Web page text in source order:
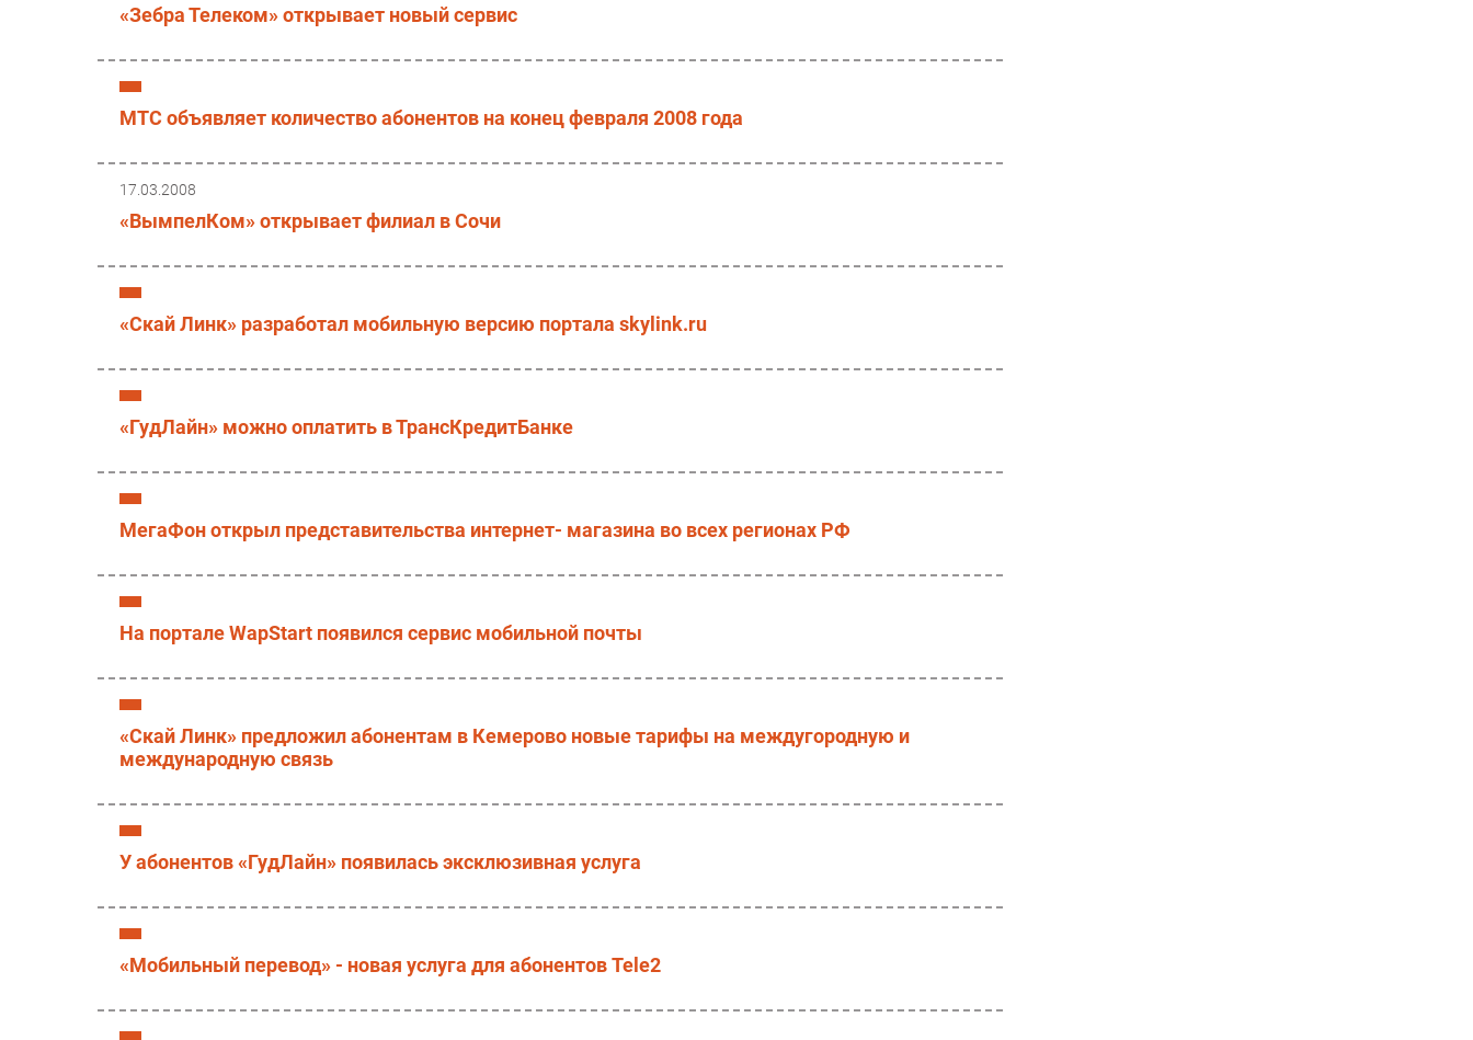
«Зебра Телеком» открывает новый сервис
МТС объявляет количество абонентов на конец февраля 2008 года
17.03.2008
«ВымпелКом» открывает филиал в Сочи
«Скай Линк» разработал мобильную версию портала skylink.ru
«ГудЛайн» можно оплатить в ТрансКредитБанке
МегаФон открыл представительства интернет- магазина во всех регионах РФ
На портале WapStart появился сервис мобильной почты
«Скай Линк» предложил абонентам в Кемерово новые тарифы на междугородную и
международную связь
У абонентов «ГудЛайн» появилась эксклюзивная услуга
«Мобильный перевод» - новая услуга для абонентов Tele2